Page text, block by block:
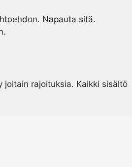
Napauta sitä.
joitain rajoituksia. Kaikki sisältö